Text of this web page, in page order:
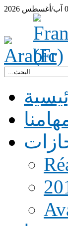
آب/أغسطس 2026